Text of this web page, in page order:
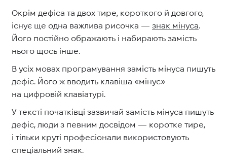
Окрім дефіса та двох тире, короткого й довгого,
існує ще одна важлива рисочка — знак мінуса.
Його постійно ображають і набирають замість
нього щось інше.
В усіх мовах програмування замість мінуса пишуть
дефіс. Його ж вводить клавіша «мінус»
на цифровій клавіатурі.
У тексті початківці зазвичай замість мінуса пишуть
дефіс, люди з певним досвідом — коротке тире,
і тільки круті професіонали використовують
спеціальний знак.